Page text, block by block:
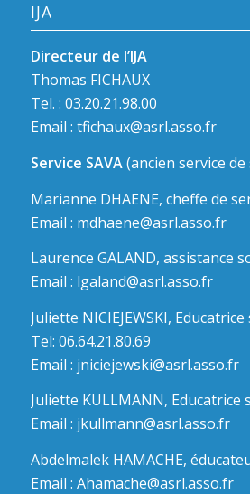
IJA
Directeur de l’IJA
Thomas FICHAUX
Tel. : 03.20.21.98.00
Email : tfichaux@asrl.asso.fr
Service SAVA(ancien service
Marianne DHAENE, cheffe de
Email : mdhaene@asrl.asso.fr
Laurence GALAND, assistance
Email : lgaland@asrl.asso.fr
Juliette NICIEJEWSKI,
Tel: 06.64.21.80.69
Email : jniciejewski@asrl.asso.fr
Juliette KULLMANN, Educatrice
Email : jkullmann@asrl.asso.fr
Abdelmalek HAMACHE,
Email : Ahamache@asrl.asso.fr